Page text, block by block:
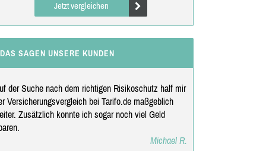
Jetzt vergleichen
DAS SAGEN UNSERE KUNDEN
der Suche nach dem richtigen Risikoschutz half mir
Versicherungsvergleich bei Tarifo.de maßgeblich
Zusätzlich konnte ich sogar noch viel Geld
Michael R.